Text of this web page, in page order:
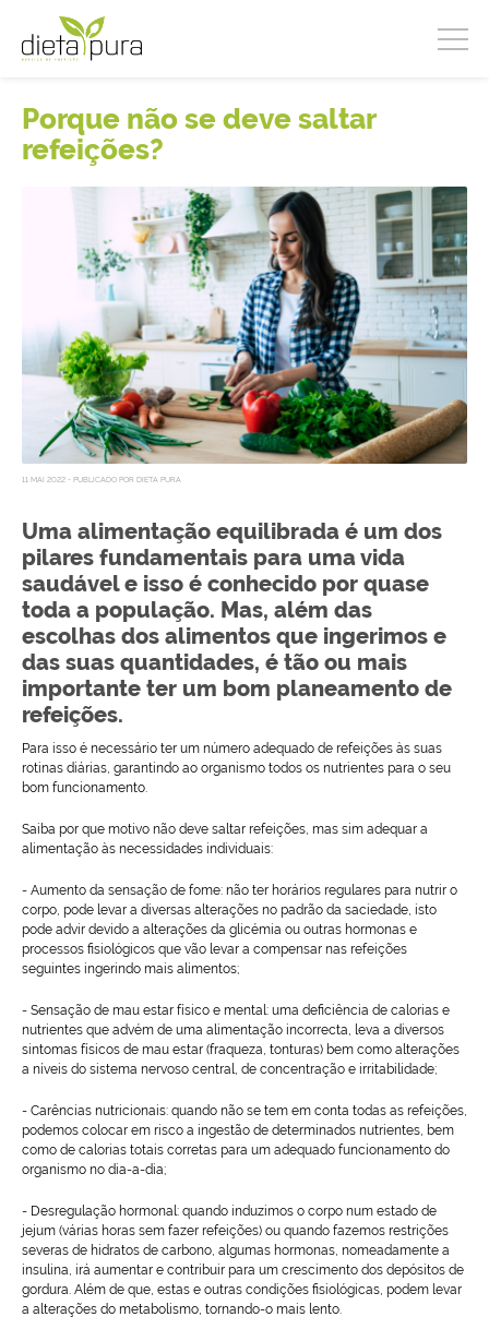
Porque não se deve saltar
refeições?
11 MAI 2022 - PUBLICADO POR DIETA PURA
Uma alimentação equilibrada é um dos
pilares fundamentais para uma vida
saudável e isso é conhecido por quase
toda a população. Mas, além das
escolhas dos alimentos que ingerimos e
das suas quantidades, é tão ou mais
importante ter um bom planeamento de
refeições.
Para isso é necessário ter um número adequado de refeições às suas
rotinas diárias, garantindo ao organismo todos os nutrientes para o seu
bom funcionamento.
Saiba por que motivo não deve saltar refeições, mas sim adequar a
alimentação às necessidades individuais:
- Aumento da sensação de fome: não ter horários regulares para nutrir o
corpo, pode levar a diversas alterações no padrão da saciedade, isto
pode advir devido a alterações da glicémia ou outras hormonas e
processos fisiológicos que vão levar a compensar nas refeições
seguintes ingerindo mais alimentos;
- Sensação de mau estar físico e mental: uma deficiência de calorias e
nutrientes que advém de uma alimentação incorrecta, leva a diversos
sintomas físicos de mau estar (fraqueza, tonturas) bem como alterações
a níveis do sistema nervoso central, de concentração e irritabilidade;
- Carências nutricionais: quando não se tem em conta todas as refeições,
podemos colocar em risco a ingestão de determinados nutrientes, bem
como de calorias totais corretas para um adequado funcionamento do
organismo no dia-a-dia;
- Desregulação hormonal: quando induzimos o corpo num estado de
jejum (várias horas sem fazer refeições) ou quando fazemos restrições
severas de hidratos de carbono, algumas hormonas, nomeadamente a
insulina, irá aumentar e contribuir para um crescimento dos depósitos de
gordura. Além de que, estas e outras condições fisiológicas, podem levar
a alterações do metabolismo, tornando-o mais lento.